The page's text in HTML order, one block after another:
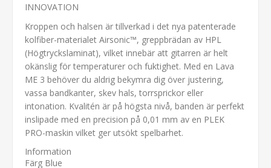
INNOVATION
Kroppen och halsen är tillverkad i det nya patenterade
kolfiber-materialet Airsonic™, greppbrädan av HPL
(Högtryckslaminat), vilket innebär att gitarren är helt
okänslig för temperaturer och fuktighet. Med en Lava
ME 3 behöver du aldrig bekymra dig över justering,
vassa bandkanter, skev hals, torrsprickor eller
intonation. Kvalitén är på högsta nivå, banden är perfekt
inslipade med en precision på 0,01 mm av en PLEK
PRO-maskin vilket ger utsökt spelbarhet.
Information
Färg Blue